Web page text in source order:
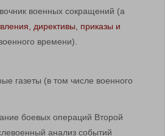
военных сокращений (а
директивы, приказы и
времени).
газеты (в том числе военного
боевых операций Второй
анализ событий